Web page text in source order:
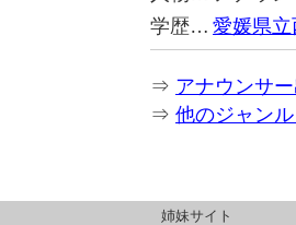
学歴… 愛媛県
⇒ アナウンサ
⇒ 他のジャン
姉妹サイト